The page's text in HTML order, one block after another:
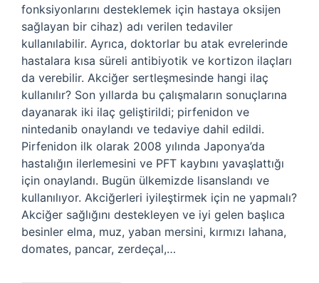
fonksiyonlarını desteklemek için hastaya oksijen
sağlayan bir cihaz) adı verilen tedaviler
kullanılabilir. Ayrıca, doktorlar bu atak evrelerinde
hastalara kısa süreli antibiyotik ve kortizon ilaçları
da verebilir. Akciğer sertleşmesinde hangi ilaç
kullanılır? Son yıllarda bu çalışmaların sonuçlarına
dayanarak iki ilaç geliştirildi; pirfenidon ve
nintedanib onaylandı ve tedaviye dahil edildi.
Pirfenidon ilk olarak 2008 yılında Japonya’da
hastalığın ilerlemesini ve PFT kaybını yavaşlattığı
için onaylandı. Bugün ülkemizde lisanslandı ve
kullanılıyor. Akciğerleri iyileştirmek için ne yapmalı?
Akciğer sağlığını destekleyen ve iyi gelen başlıca
besinler elma, muz, yaban mersini, kırmızı lahana,
domates, pancar, zerdeçal,…